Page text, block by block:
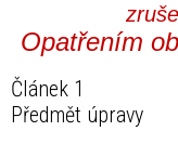
Opatřením
Článek 1
Předmět úpravy